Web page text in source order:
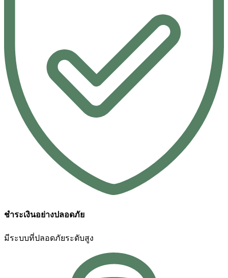
ชำระเงินอย่างปลอดภัย
มีระบบที่ปลอดภัยระดับสูง